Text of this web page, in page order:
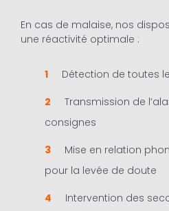
En cas de malaise, nos
une réactivité optimale :
Détection de toutes
Transmission de
consignes
Mise en relation
pour la levée de doute
Intervention des